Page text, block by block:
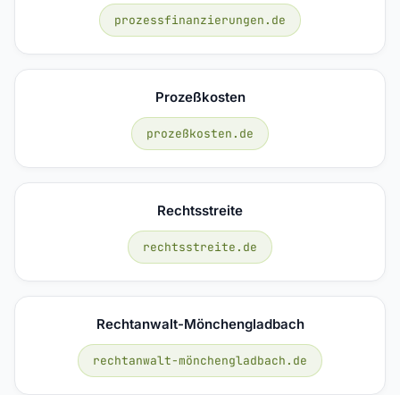
prozessfinanzierungen.de
Prozeßkosten
prozeßkosten.de
Rechtsstreite
rechtsstreite.de
Rechtanwalt-Mönchengladbach
rechtanwalt-mönchengladbach.de